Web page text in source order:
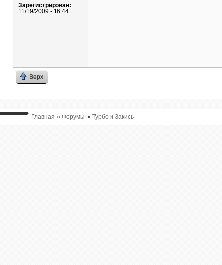
Зарегистрирован:
11/19/2009 - 16:44
Верх
Главная » Форумы » Турбо и Закись